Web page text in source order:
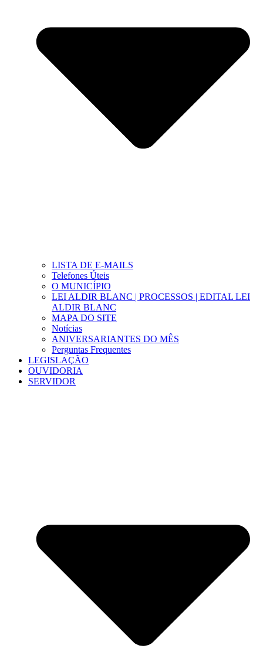
LISTA DE E-MAILS
Telefones Úteis
O MUNICÍPIO
LEI ALDIR BLANC | PROCESSOS | EDITAL LEI
ALDIR BLANC
MAPA DO SITE
Notícias
ANIVERSARIANTES DO MÊS
Perguntas Frequentes
LEGISLAÇÃO
OUVIDORIA
SERVIDOR